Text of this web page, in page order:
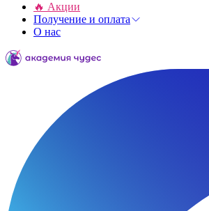
🔥 Акции
Получение и оплата
О нас